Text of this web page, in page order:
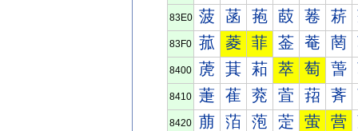
83E0 菠 菡 菢 菣 菤 菥
83F0 菰 菱 菲 菳 菴 菵
8400 萀 萁 萂 萃 萄 萅
8410 萐 萑 萒 萓 萔 萕
8420 萠 萡 萢 萣 萤 营